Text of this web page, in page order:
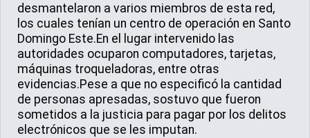
desmantelaron a varios miembros de esta red,
los cuales tenían un centro de operación en Santo
Domingo Este.En el lugar intervenido las
autoridades ocuparon computadores, tarjetas,
máquinas troqueladoras, entre otras
evidencias.Pese a que no especificó la cantidad
de personas apresadas, sostuvo que fueron
sometidos a la justicia para pagar por los delitos
electrónicos que se les imputan.